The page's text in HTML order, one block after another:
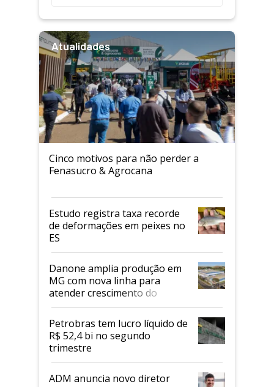
Atualidades
Cinco motivos para não perder a
Fenasucro & Agrocana
Estudo registra taxa recorde
de deformações em peixes no
ES
Danone amplia produção em
MG com nova linha para
atender crescimento do
mercado de alimentos
proteicos
Petrobras tem lucro líquido de
R$ 52,4 bi no segundo
trimestre
ADM anuncia novo diretor